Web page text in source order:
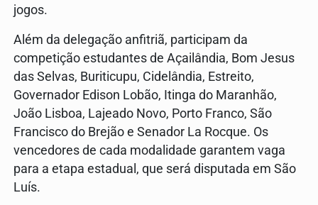
jogos.
Além da delegação anfitriã, participam da
competição estudantes de Açailândia, Bom Jesus
das Selvas, Buriticupu, Cidelândia, Estreito,
Governador Edison Lobão, Itinga do Maranhão,
João Lisboa, Lajeado Novo, Porto Franco, São
Francisco do Brejão e Senador La Rocque. Os
vencedores de cada modalidade garantem vaga
para a etapa estadual, que será disputada em São
Luís.